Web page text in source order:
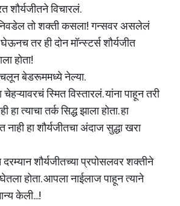
शौर्यजीतने विचारलं.
तो शक्ती कसला! गन्सवर असलेलं
तर ही दोन मॉन्स्टर्स शौर्यजीत
होता!
बेडरूममध्ये नेल्या.
स्मित विस्तारलं. यांना पाहून तरी
हा त्याचा तर्क सिद्ध झाला होता. हा
हा शौर्यजीतचा अंदाज सुद्धा खरा
शौर्यजीतच्या प्रपोसलवर शक्तीने
होता. आपला नाईलाज पाहून त्याने
केली...!